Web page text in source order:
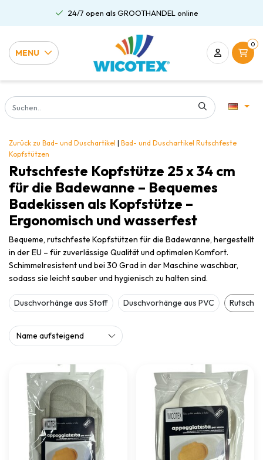
24/7 open als GROOTHANDEL online
MENU
0
Zurück zu Bad- und Duschartikel | Bad- und Duschartikel Rutschfeste
Kopfstützen
Rutschfeste Kopfstütze 25 x 34 cm
für die Badewanne – Bequemes
Badekissen als Kopfstütze –
Ergonomisch und wasserfest
Bequeme, rutschfeste Kopfstützen für die Badewanne, hergestellt
in der EU – für zuverlässige Qualität und optimalen Komfort.
Schimmelresistent und bei 30 Grad in der Maschine waschbar,
sodass sie leicht sauber und hygienisch zu halten sind.
Duschvorhänge aus Stoff Duschvorhänge aus PVC